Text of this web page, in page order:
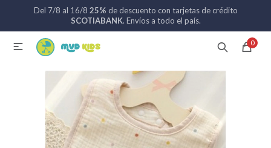
Del 7/8 al 16/8 25% de descuento con tarjetas de crédito
SCOTIABANK. Envíos a todo el país.
0

MI CUENTA
Catálogo Nuevos ingresos
Coches de bebé
Sillas de auto